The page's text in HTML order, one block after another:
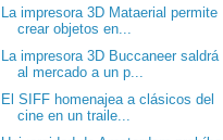
La impresora 3D Mataerial permite
crear objetos en...
La impresora 3D Buccaneer saldrá
al mercado a un p...
El SIFF homenajea a clásicos del
cine en un traile...